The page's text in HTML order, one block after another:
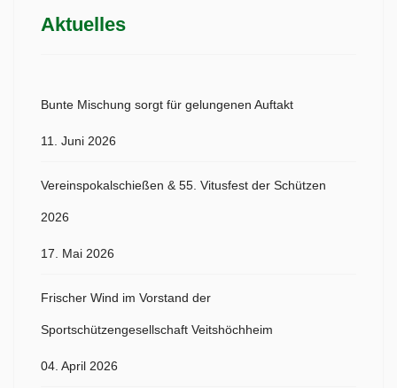
Aktuelles
Bunte Mischung sorgt für gelungenen Auftakt
11. Juni 2026
Vereinspokalschießen & 55. Vitusfest der Schützen
2026
17. Mai 2026
Frischer Wind im Vorstand der
Sportschützengesellschaft Veitshöchheim
04. April 2026